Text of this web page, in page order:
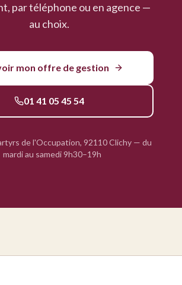
par téléphone ou en agence —
au choix.
mon offre de gestion
01 41 05 45 54
de l'Occupation, 92110 Clichy — du
mardi au samedi 9h30–19h